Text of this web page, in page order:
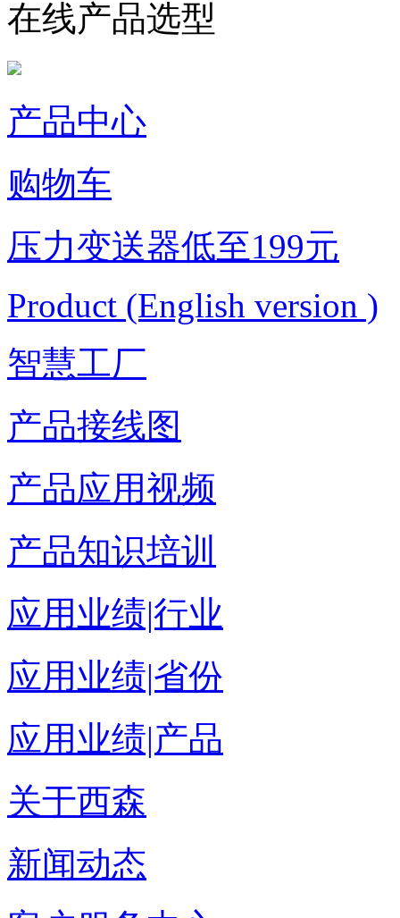
在线产品选型
产品中心
购物车
压力变送器低至199元
Product (English version )
智慧工厂
产品接线图
产品应用视频
产品知识培训
应用业绩|行业
应用业绩|省份
应用业绩|产品
关于西森
新闻动态